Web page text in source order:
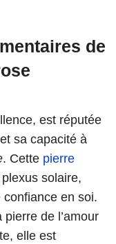
de
est réputée
sa capacité à
. Cette pierre
solaire,
en soi.
pierre de l’amour
elle est